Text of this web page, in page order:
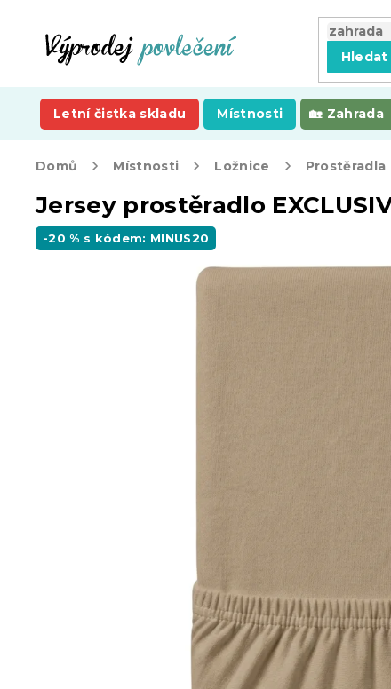
Hledat
Letní čistka skladu Místnosti Zahrada
Domů Místnosti Ložnice Prostěradla
Jersey prostěradlo
-20 % s kódem: MINUS20